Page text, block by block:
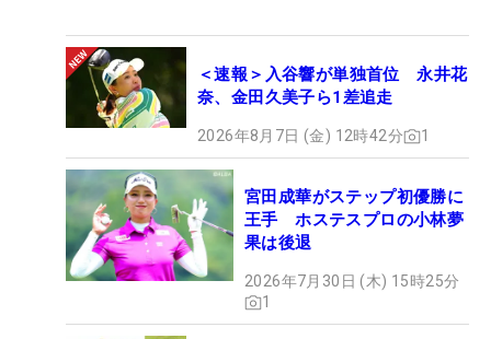
＜速報＞入谷響が単独首位 永井花
奈、金田久美子ら1差追走
2026年8月7日 (金) 12時42分 1
宮田成華がステップ初優勝に
王手 ホステスプロの小林夢
果は後退
2026年7月30日 (木) 15時25分
1